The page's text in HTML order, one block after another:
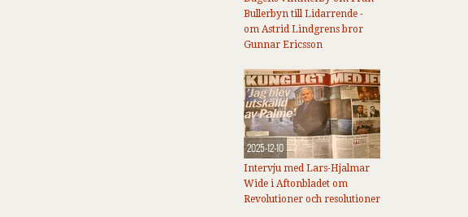
Bullerbyn till Lidarrende -
om Astrid Lindgrens bror
Gunnar Ericsson
2025-12-10
Intervju med Lars-Hjalmar
Wide i Aftonbladet om
Revolutioner och resolutioner